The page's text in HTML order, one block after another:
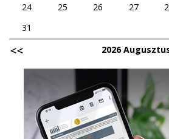
24
25 26 27
31
2026